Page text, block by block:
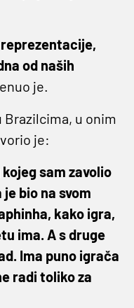
od naših
je.
Brazilcima, u onim
je:
sam zavolio
bio na svom
kako igra,
ima. A s druge
Ima puno igrača
radi toliko za